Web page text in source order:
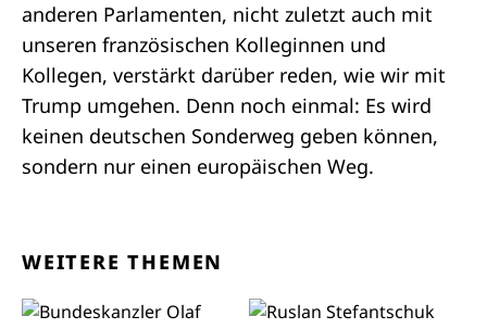
anderen Parlamenten, nicht zuletzt auch mit
unseren französischen Kolleginnen und
Kollegen, verstärkt darüber reden, wie wir mit
Trump umgehen. Denn noch einmal: Es wird
keinen deutschen Sonderweg geben können,
sondern nur einen europäischen Weg.
WEITERE THEMEN